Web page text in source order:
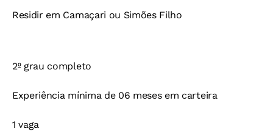
Residir em Camaçari ou Simões Filho
2º grau completo
Experiência mínima de 06 meses em carteira
1 vaga